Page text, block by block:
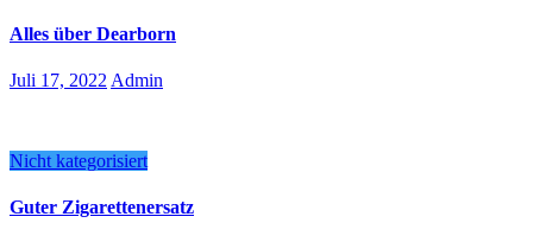
Alles über Dearborn
Juli 17, 2022 Admin
Nicht kategorisiert
Guter Zigarettenersatz